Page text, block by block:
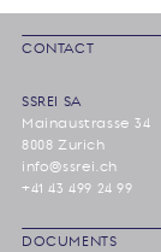
CONTACT
SSREI SA
Mainaustrasse 34
8008 Zurich
info@ssrei.ch
+41 43 499 24 99
DOCUMENTS